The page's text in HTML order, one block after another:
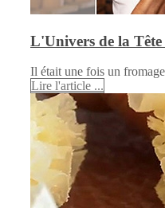
L'Univers de la
Il était une fois un
Lire l'article ...